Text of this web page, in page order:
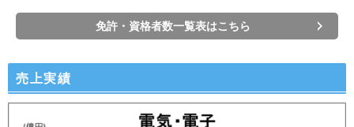
免許・資格者数一覧表はこちら
売上実績